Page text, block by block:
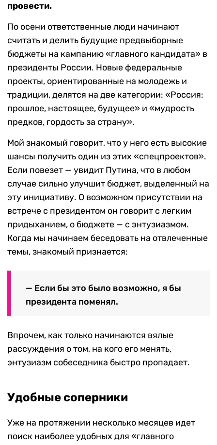
провести.
По осени ответственные люди начинают
считать и делить будущие предвыборные
бюджеты на кампанию «главного кандидата» в
президенты России. Новые федеральные
проекты, ориентированные на молодежь и
традиции, делятся на две категории: «Россия:
прошлое, настоящее, будущее» и «мудрость
предков, гордость за страну».
Мой знакомый говорит, что у него есть высокие
шансы получить один из этих «спецпроектов».
Если повезет — увидит Путина, что в любом
случае сильно улучшит бюджет, выделенный на
эту инициативу. О возможном присутствии на
встрече с президентом он говорит с легким
придыханием, о бюджете — с энтузиазмом.
Когда мы начинаем беседовать на отвлеченные
темы, знакомый признается:
— Если бы это было возможно, я бы
президента поменял.
Впрочем, как только начинаются вялые
рассуждения о том, на кого его менять,
энтузиазм собеседника быстро пропадает.
Удобные соперники
Уже на протяжении несколько месяцев идет
поиск наиболее удобных для «главного